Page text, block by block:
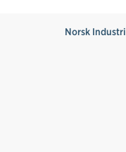
Norsk Industri